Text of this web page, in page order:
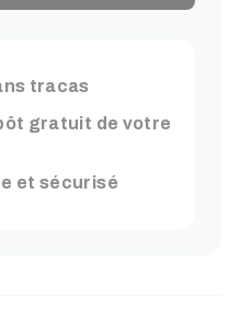
tracas
gratuit de votre
et sécurisé